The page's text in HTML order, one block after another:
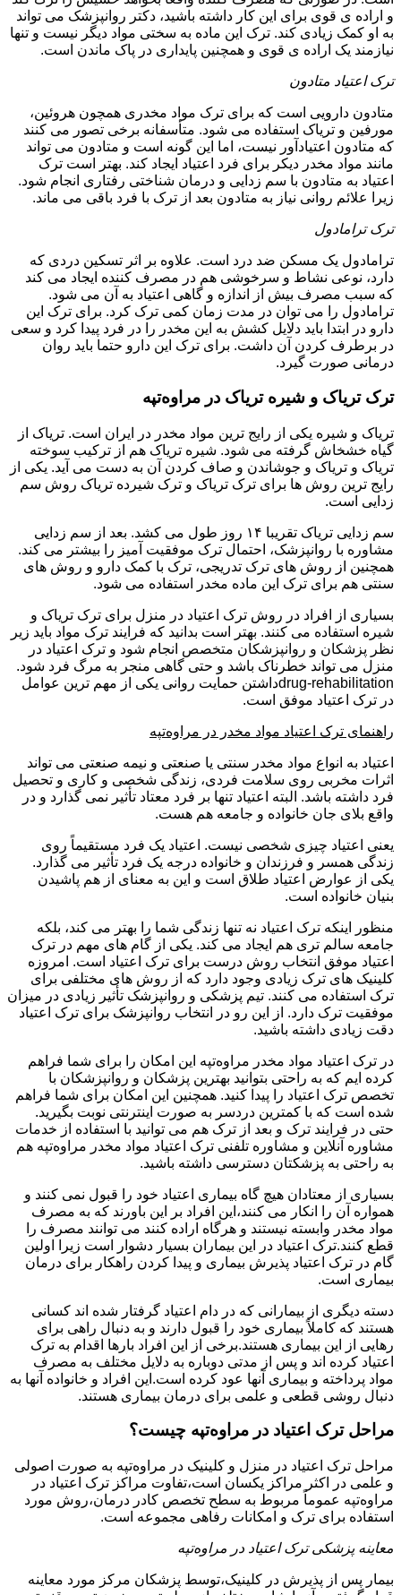
و اراده ی قوی برای این کار داشته باشید، دکتر روانپزشک می تواند
به او کمک زیادی کند. ترک این ماده به سختی مواد دیگر نیست و تنها
نیازمند یک اراده ی قوی و همچنین پایداری در پاک ماندن است.
ترک اعتیاد متادون
متادون دارویی است که برای ترک مواد مخدری همچون هروئین،
مورفین و تریاک استفاده می شود. متأسفانه برخی تصور می کنند
که متادون اعتیادآور نیست، اما این گونه است و متادون می تواند
مانند مواد مخدر دیکر برای فرد اعتیاد ایجاد کند. بهتر است ترک
اعتیاد به متادون با سم زدایی و درمان شناختی رفتاری انجام شود.
زیرا علائم روانی نیاز به متادون بعد از ترک با فرد باقی می ماند.
ترک ترامادول
ترامادول یک مسکن ضد درد است. علاوه بر اثر تسکین دردی که
دارد، نوعی نشاط و سرخوشی هم در مصرف کننده ایجاد می کند
که سبب مصرف بیش از اندازه و گاهی اعتیاد به آن می شود.
ترامادول را می توان در مدت زمان کمی ترک کرد. برای ترک این
دارو در ابتدا باید دلایل کشش به این مخدر را در فرد پیدا کرد و سعی
در برطرف کردن آن داشت. برای ترک این دارو حتما باید روان
درمانی صورت گیرد.
ترک تریاک و شیره تریاک در مراوه‌تپه
تریاک و شیره یکی از رایج ترین مواد مخدر در ایران است. تریاک از
گیاه خشخاش گرفته می شود. شیره تریاک هم از ترکیب سوخته
تریاک و تریاک و جوشاندن و صاف کردن آن به دست می آید. یکی از
رایج ترین روش ها برای ترک تریاک و ترک شیرده تریاک روش سم
زدایی است.
سم زدایی تریاک تقریبا ۱۴ روز طول می کشد. بعد از سم زدایی
مشاوره با روانپزشک، احتمال ترک موفقیت آمیز را بیشتر می کند.
همچنین از روش های ترک تدریجی، ترک با کمک دارو و روش های
سنتی هم برای ترک این ماده مخدر استفاده می شود.
بسیاری از افراد در روش ترک اعتیاد در منزل برای ترک تریاک و
شیره استفاده می کنند. بهتر است بدانید که فرایند ترک مواد باید زیر
نظر پزشکان و روانپزشکان متخصص انجام شود و ترک اعتیاد در
منزل می تواند خطرناک باشد و حتی گاهی منجر به مرگ فرد شود.
drug-rehabilitationداشتن حمایت روانی یکی از مهم ترین عوامل
در ترک اعتیاد موفق است.
راهنمای ترک اعتیاد مواد مخدر در مراوه‌تپه
اعتیاد به انواع مواد مخدر سنتی یا صنعتی و نیمه صنعتی می تواند
اثرات مخربی روی سلامت فردی، زندگی شخصی و کاری و تحصیل
فرد داشته باشد. البته اعتیاد تنها بر فرد معتاد تأثیر نمی گذارد و در
واقع بلای جان خانواده و جامعه هم هست.
یعنی اعتیاد چیزی شخصی نیست. اعتیاد یک فرد مستقیماً روی
زندگی همسر و فرزندان و خانواده درجه یک فرد تأثیر می گذارد.
یکی از عوارض اعتیاد طلاق است و این به معنای از هم پاشیدن
بنیان خانواده است.
منظور اینکه ترک اعتیاد نه تنها زندگی شما را بهتر می کند، بلکه
جامعه سالم تری هم ایجاد می کند. یکی از گام های مهم در ترک
اعتیاد موفق انتخاب روش درست برای ترک اعتیاد است. امروزه
کلینیک های ترک زیادی وجود دارد که از روش های مختلفی برای
ترک استفاده می کنند. تیم پزشکی و روانپزشک تأثیر زیادی در میزان
موفقیت ترک دارد. از این رو در انتخاب روانپزشک برای ترک اعتیاد
دقت زیادی داشته باشید.
در ترک اعتیاد مواد مخدر مراوه‌تپه این امکان را برای شما فراهم
کرده ایم که به راحتی بتوانید بهترین پزشکان و روانپزشکان با
تخصص ترک اعتیاد را پیدا کنید. همچنین این امکان برای شما فراهم
شده است که با کمترین دردسر به صورت اینترنتی نوبت بگیرید.
حتی در فرایند ترک و بعد از ترک هم می توانید با استفاده از خدمات
مشاوره آنلاین و مشاوره تلفنی ترک اعتیاد مواد مخدر مراوه‌تپه هم
به راحتی به پزشکتان دسترسی داشته باشید.
بسیاری از معتادان هیچ گاه بیماری اعتیاد خود را قبول نمی کنند و
همواره آن را انکار می کنند،این افراد بر این باورند که به مصرف
مواد مخدر وابسته نیستند و هرگاه اراده کنند می توانند مصرف را
قطع کنند.ترک اعتیاد در این بیماران بسیار دشوار است زیرا اولین
گام در ترک اعتیاد پذیرش بیماری و پیدا کردن راهکار برای درمان
بیماری است.
دسته دیگری از بیمارانی که در دام اعتیاد گرفتار شده اند کسانی
هستند که کاملاً بیماری خود را قبول دارند و به دنبال راهی برای
رهایی از این بیماری هستند.برخی از این افراد بارها اقدام به ترک
اعتیاد کرده اند و پس از مدتی دوباره به دلایل مختلف به مصرف
مواد پرداخته و بیماری آنها عود کرده است.این افراد و خانواده آنها به
دنبال روشی قطعی و علمی برای درمان بیماری هستند.
مراحل ترک اعتیاد در مراوه‌تپه چیست؟
مراحل ترک اعتیاد در منزل و کلینیک در مراوه‌تپه به صورت اصولی
و علمی در اکثر مراکز یکسان است،تفاوت مراکز ترک اعتیاد در
مراوه‌تپه عموماً مربوط به سطح تخصص کادر درمان،روش مورد
استفاده برای ترک و امکانات رفاهی مجموعه است.
معاینه پزشکی ترک اعتیاد در مراوه‌تپه
بیمار پس از پذیرش در کلینیک،توسط پزشکان مرکز مورد معاینه